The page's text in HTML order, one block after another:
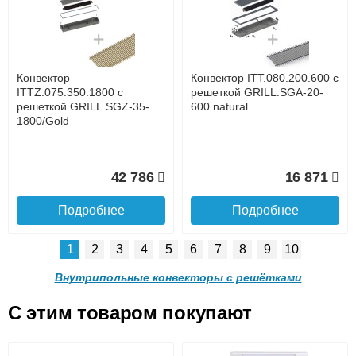
до подъезда
услуга платная
с решеткой GRILL.SGA-20-
1300 brown
30 665
Подробнее
с решеткой GRILL.SGA-20-
1000 brown
24 638
Конвектор ITT.080.200.900 с
решеткой GRILL.SGA-20-
900 brown
Конвектор ITT.080.200.800 с
решеткой GRILL.SGA-20-
800 brown
Конвектор
ITTZ.075.350.1800 с
решеткой GRILL.SGZ-35-
1800/Gold
42 786
Подробнее
Конвектор ITT.080.200.600 с
решеткой GRILL.SGA-20-
600 natural
16 871
Подробнее
1 2 3 4 5 6 7 8 9 10
Внутрипольные конвекторы с решётками
C этим товаром покупают